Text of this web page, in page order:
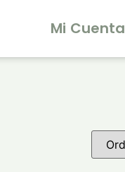
Mi Cuenta